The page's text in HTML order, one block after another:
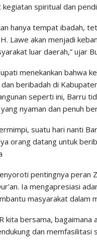
spiritual dan
hanya tempat ibadah,
Lawe akan menjadi
luar daerah,” ujar
menekankan bahwa
beribadah di
seperti ini, Barru
nyaman dan penuh
suatu hari nanti
orang datang untuk
pentingnya peran
Ia mengapresiasi
masyarakat dalam
kita bersama, bagaimana
dan